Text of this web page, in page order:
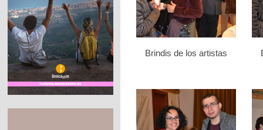
Brindis de los artistas